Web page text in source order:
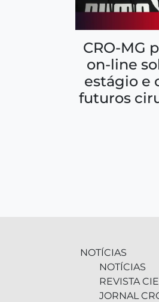
CRO-MG
on-line
estágio e
futuros
NOTÍCIAS
NOTÍCIAS
REVISTA
JORNAL